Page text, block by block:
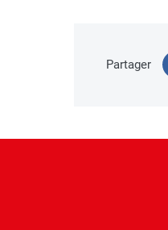
Partager